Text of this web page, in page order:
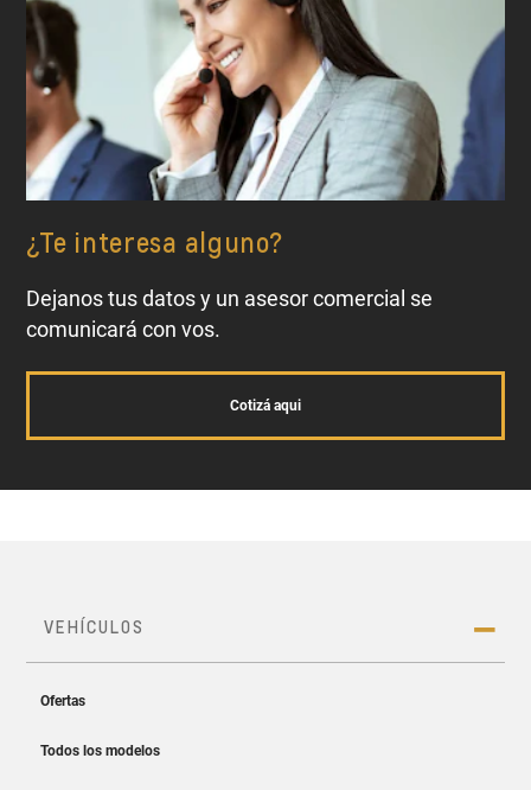
¿Te interesa alguno?
Dejanos tus datos y un asesor comercial se
comunicará con vos.
Cotizá aqui